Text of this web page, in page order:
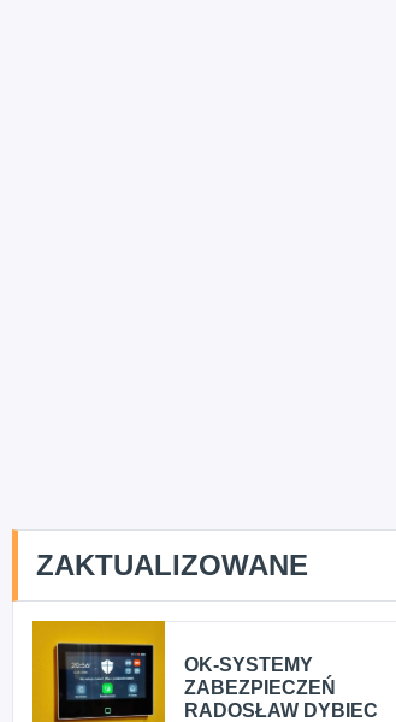
ZAKTUALIZOWANE
OK-SYSTEMY
ZABEZPIECZEŃ
RADOSŁAW DYBIEC